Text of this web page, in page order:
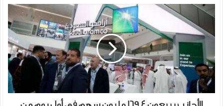
الأجانب
يبيعون
169.4
مليون
سهم
في
أول
يوم